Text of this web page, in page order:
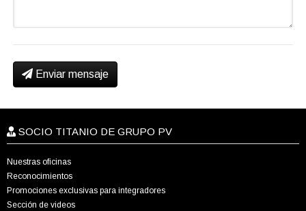
Enviar mensaje
SOCIO TITANIO DE GRUPO PV
Nuestras oficinas
Reconocimientos
Promociones exclusivas para integradores
Sección de videos